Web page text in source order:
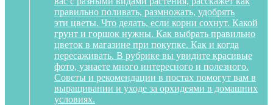
правильно поливать, размножать, удобрять
эти цветы. Что делать, если корни сохнут. Какой
грунт и горшок нужны. Как выбрать правильно
цветок в магазине при покупке. Как и когда
пересаживать. В рубрике вы увидите красивые
фото, узнаете много интересного и полезного.
Советы и рекомендации в постах помогут вам в
выращивании и уходе за орхидеями в домашних
условиях.